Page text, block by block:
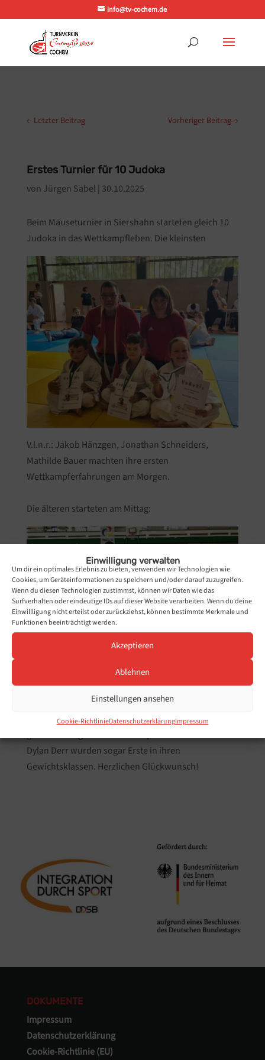
Einwilligung verwalten
Um dir ein optimales Erlebnis zu bieten, verwenden wir Technologien wie
Cookies, um Geräteinformationen zu speichern und/oder darauf zuzugreifen.
Wenn du diesen Technologien zustimmst, können wir Daten wie das
Surfverhalten oder eindeutige IDs auf dieser Website verarbeiten. Wenn du deine
Einwillligung nicht erteilst oder zurückziehst, können bestimmte Merkmale und
Funktionen beeinträchtigt werden.
Akzeptieren
Ablehnen
Einstellungen ansehen
Cookie-RichtlinieDatenschutzerklärungImpressum
info@tv-cochem.de
← Letzter Beitrag Vorheriger Beitrag→
Erstes Turnier für 10 Judoka
von Jürgen Sabel | 30.10.2025
Beim Mäuseturnier in Siershahn starteten gleich 10
Judoka in das Wettkampfleben. Die kleinsten
V.l.n.r.: Jakob Hänzgen, Jonathan Schneiders,
Mathilde Bauer machten ihre ersten
Wettkampferfahrungen am Morgen.
Die älteren starteten am Mittag:
Liv Müller, Marie Esch, David Bartsch, Paul Reuter und
Aaron Laux zeigten klasse Kämpfe und hatten einen
Dylan Derr wurden sogar Erste in ihren
Gewichtsklassen. Herzlichen Glückwunsch!
DOKUMENTE
Impressum
Datenschutzerklärung
Cookie-Richtlinie (EU)